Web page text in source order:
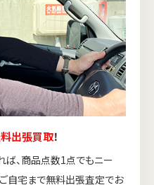
出張買取！
ば、商品点数1点でもニー
自宅まで無料出張査定でお